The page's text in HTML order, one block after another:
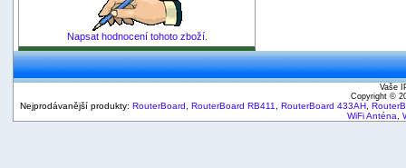
Napsat hodnocení tohoto zboží.
Vaše
Copyright ©
Nejprodávanější produkty: RouterBoard RouterBoard RB411 RouterBoard 433AH
WiFi Anténa